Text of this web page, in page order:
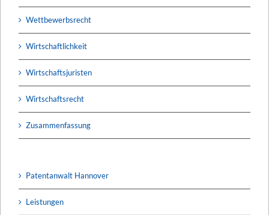
Wettbewerbsrecht
Wirtschaftlichkeit
Wirtschaftsjuristen
Wirtschaftsrecht
Zusammenfassung
Patentanwalt Hannover
Leistungen